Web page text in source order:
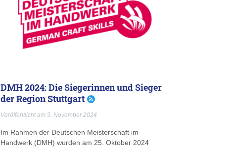
DMH 2024: Die Siegerinnen und Sieger
der Region Stuttgart
Veröffentlicht am 5. November 2024
Im Rahmen der Deutschen Meisterschaft im
Handwerk (DMH) wurden am 25. Oktober 2024